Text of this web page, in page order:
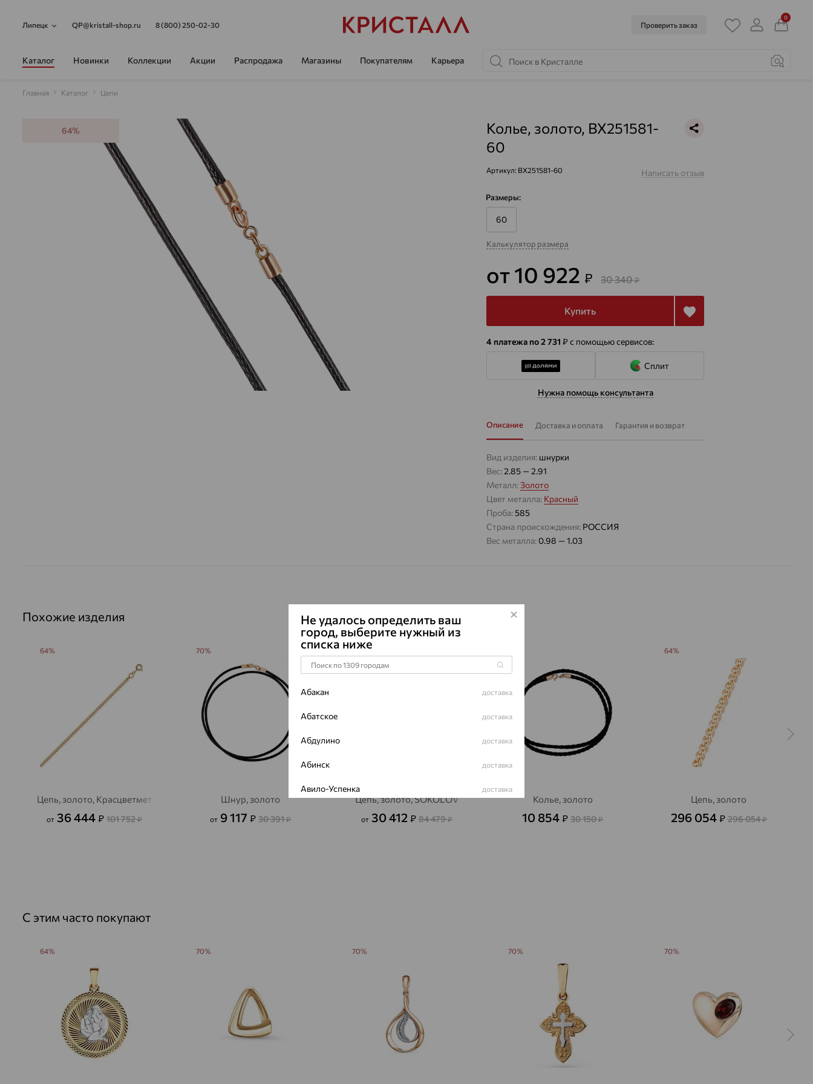
Липецк QP@kristall-shop.ru 8 (800) 250-02-30 Проверить заказ
0
Каталог Новинки Коллекции Акции Распродажа Магазины Покупателям Карьера
Главная Каталог Цепи
64%
Колье, золото, ВХ251581-
60
Артикул: ВХ251581-60 Написать отзыв
Размеры:
60
Калькулятор размера
от 10 922 ₽ 30 340₽
Купить
4 платежа по 2 731 ₽с помощью сервисов:
Сплит
Нужна помощь консультанта
Описание Доставка и оплата Гарантия и возврат
Вид изделия: шнурки
Вес:2.85 — 2.91
Металл:Золото
Цвет металла: Красный
Проба:585
Страна происхождения: РОССИЯ
Вес металла:0.98 — 1.03
Похожие изделия
Цепь, золото, Красцветмет
от 36 444 ₽ 101 752₽
64%
Шнур, золото
от 9 117 ₽ 30 391₽
70%
Цепь, золото, SOKOLOV
от 30 412 ₽ 84 479₽
64%
Колье, золото
10 854 ₽ 30 150₽
Цепь, золото
296 054 ₽ 296 054₽
64%
С этим часто покупают
64% 70% 70% 70% 70%
Не удалось определить ваш
город, выберите нужный из
списка ниже
Абакан доставка
Абатское доставка
Абдулино доставка
Абинск доставка
Авило-Успенка доставка